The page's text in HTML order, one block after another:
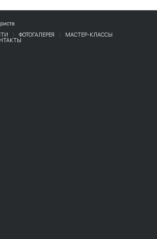
ФОТОГАЛЕРЕЯ
МАСТЕР-КЛАССЫ